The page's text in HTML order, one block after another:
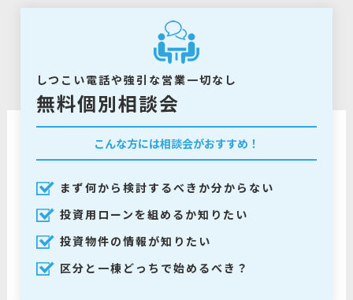
しつこい電話や強引な営業一切なし
無料個別相談会
こんな方には相談会がおすすめ！
まず何から検討するべきか分からない
投資用ローンを組めるか知りたい
投資物件の情報が知りたい
区分と一棟どっちで始めるべき？